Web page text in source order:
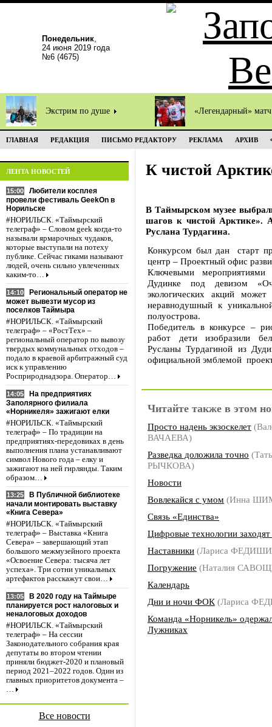
Понедельник,
24 июня 2019 года
№6 (4675)
Экстрим по душе «Легендарный»
ГЛАВНАЯ РЕДАКЦИЯ ПИСЬМО РЕДАКТОРУ РЕКЛАМА АРХИВ
ЛЕНТА НОВОСТЕЙ
15:00
Любители косплея
провели фестиваль GeekOn в
Норильске
#НОРИЛЬСК. «Таймырский
телеграф» – Словом geek когда-то
называли ярмарочных чудаков,
которые выступали на потеху
публике. Сейчас гиками называют
людей, очень сильно увлеченных
каким-то…
14:10
Региональный оператор не
может вывезти мусор из
поселков Таймыра
#НОРИЛЬСК. «Таймырский
телеграф» – «РостТех» –
региональный оператор по вывозу
твердых коммунальных отходов –
подало в краевой арбитражный суд
иск к управлению
Росприроднадзора. Оператор…
14:05
На предприятиях
Заполярного филиала
«Норникеля» зажигают елки
#НОРИЛЬСК. «Таймырский
телеграф» – По традиции на
предприятиях-передовиках в день
выполнения плана устанавливают
символ Нового года – елку и
зажигают на ней гирлянды. Таким
образом…
13:25
В Публичной библиотеке
начали монтировать выставку
«Книга Севера»
#НОРИЛЬСК. «Таймырский
телеграф» – Выставка «Книга
Севера» – завершающий этап
большого межмузейного проекта
«Освоение Севера: тысяча лет
успеха». Три сотни уникальных
артефактов расскажут свои…
13:05
В 2020 году на Таймыре
планируется рост налоговых и
неналоговых доходов
#НОРИЛЬСК. «Таймырский
телеграф» – На сессии
Законодательного собрания края
депутаты во втором чтении
приняли бюджет-2020 и плановый
период 2021–2022 годов. Один из
главных приоритетов документа –
…
Все новости
К чистой
В Таймырском музее
шагов к чистой Арктике».
Руслана Турдагина.
Конкурсом был дан старт
центр – Проектный офис
Ключевыми мероприятиями
Дудинке под девизом
экологических акций
неравнодушный к
полуострова.
Победитель в конкурсе –
работ дети изобразили
Русланы Турдагиной из
официальной эмблемой
Читайте также в этом
Просто надень экзоскелет
ВАЧАЕВА)
Разведка доложила точно
РЫЧКОВА)
Новости
Вовлекайся с умом (Инна
Связь «Единства»
Цифровые технологии
Наставники (Лариса
Погружение (Наталия
Календарь
Дни и ночи ФОК (Лариса
Команда «Норникель»
Лужниках